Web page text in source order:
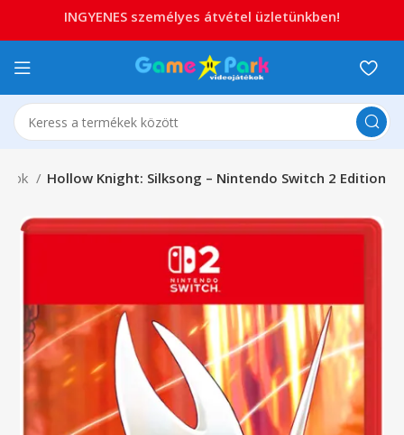
Hollow Knight: Silksong – Nintendo Switch 2 Edition
INGYENES személyes átvétel üzletünkben!